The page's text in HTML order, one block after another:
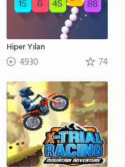
Hiper Yılan
4930 74